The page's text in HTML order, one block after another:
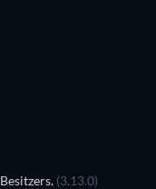
(3.13.0)